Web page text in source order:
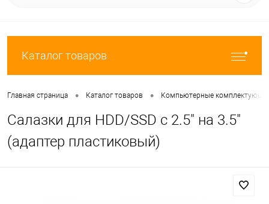
Каталог товаров
Главная страница • Каталог товаров • Компьютерные
Салазки для HDD/SSD с 2.5" на 3.5"
(адаптер пластиковый)